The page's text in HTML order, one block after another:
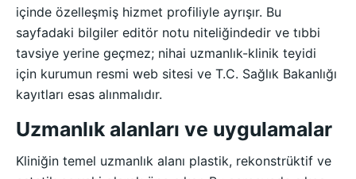
içinde özelleşmiş hizmet profiliyle ayrışır. Bu
sayfadaki bilgiler editör notu niteliğindedir ve tıbbi
tavsiye yerine geçmez; nihai uzmanlık-klinik teyidi
için kurumun resmi web sitesi ve T.C. Sağlık Bakanlığı
kayıtları esas alınmalıdır.
Uzmanlık alanları ve uygulamalar
Kliniğin temel uzmanlık alanı plastik, rekonstrüktif ve